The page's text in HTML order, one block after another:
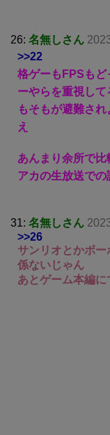
26: 名無しさん
>>22
格ゲーもFPSもど
ーやらを重視し
もそもが避難さ
え
あんまり余所で
アカの生放送で
31: 名無しさん
>>26
サンリオとかボ
係ないじゃん
あとゲーム本編に